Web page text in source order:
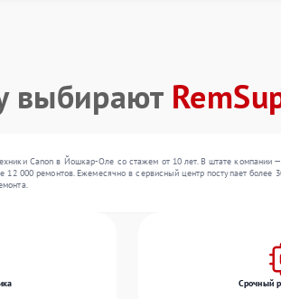
выбирают
Canon в Йошкар-Оле со стажем от 10 лет. В штате компании
000 ремонтов. Ежемесячно в сервисный центр поступает
Срочный